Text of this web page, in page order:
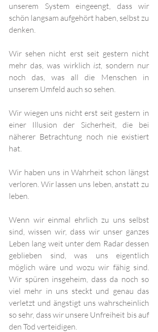
unserem System eingeengt, dass wir
schön langsam aufgehört haben, selbst zu
denken.
Wir sehen nicht erst seit gestern nicht
mehr das, was wirklich ist, sondern nur
noch das, was all die Menschen in
unserem Umfeld auch so sehen.
Wir wiegen uns nicht erst seit gestern in
einer Illusion der Sicherheit, die bei
näherer Betrachtung noch nie existiert
hat.
Wir haben uns in Wahrheit schon längst
verloren. Wir lassen uns leben, anstatt zu
leben.
Wenn wir einmal ehrlich zu uns selbst
sind, wissen wir, dass wir unser ganzes
Leben lang weit unter dem Radar dessen
geblieben sind, was uns eigentlich
möglich wäre und wozu wir fähig sind.
Wir spüren insgeheim, dass da noch so
viel mehr in uns steckt und genau das
verletzt und ängstigt uns wahrscheinlich
so sehr, dass wir unsere Unfreiheit bis auf
den Tod verteidigen.